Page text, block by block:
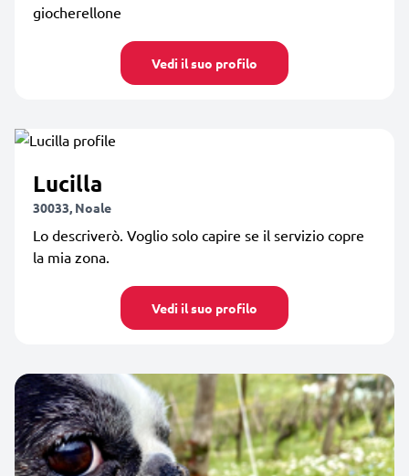
giocherellone
Vedi il suo profilo
Lucilla
30033, Noale
Lo descriverò. Voglio solo capire se il servizio copre
la mia zona.
Vedi il suo profilo